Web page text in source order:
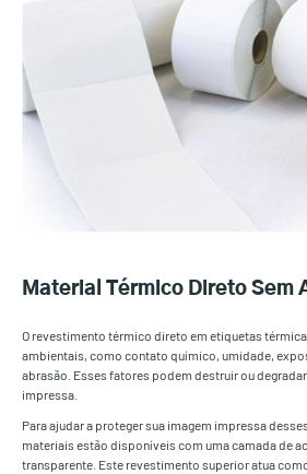
Material Térmico Direto Sem
O revestimento térmico direto em etiquetas
ambientais, como contato químico, umidade,
abrasão. Esses fatores podem destruir ou
impressa.
Para ajudar a proteger sua imagem impressa
materiais estão disponíveis com uma camada de
transparente. Este revestimento superior atua